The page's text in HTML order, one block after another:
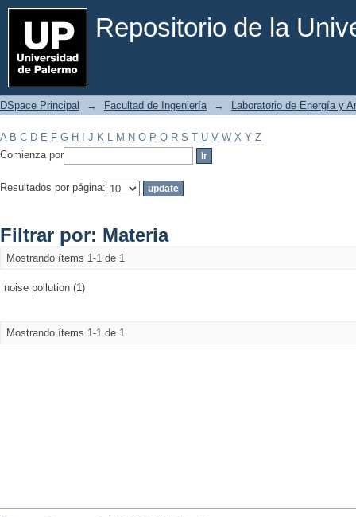
Repositorio de la
Filtrar por: Materia
DSpace Principal → Facultad de Ingeniería → Laboratorio de Energía y
A B C D E F G H J K L M N O P Q R S T U V W X Y Z
Comienza por
Resultados por página:
Filtrar por: Materia
Mostrando ítems 1-1 de 1
noise pollution (1)
Mostrando ítems 1-1 de 1